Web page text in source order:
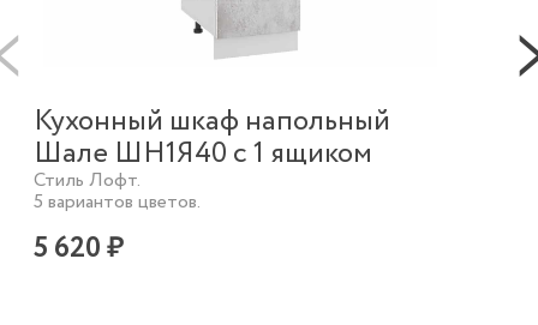
Кухонный шкаф напольный
Шале ШН1Я40 с 1 ящиком
Стиль Лофт.
5 вариантов цветов.
5 620 ₽